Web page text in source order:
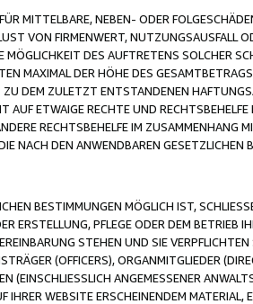
MITTELBARE, NEBEN- ODER
VON FIRMENWERT, NUTZUNGSAUSFALL
DES AUFTRETENS SOLCHER
MAXIMAL DER HÖHE DES
DEM ZULETZT ENTSTANDENEN
AUF ETWAIGE RECHTE UND
RECHTSBEHELFE IM ZUSAMMENHANG
NACH DEN ANWENDBAREN GESETZLICHEN
BESTIMMUNGEN MÖGLICH IST,
PFLEGE ODER DEM BETRIEB
STEHEN UND SIE
(OFFICERS), ORGANMITGLIEDER
ANGEMESSENER
WEBSITE ERSCHEINENDEM MATERIAL,